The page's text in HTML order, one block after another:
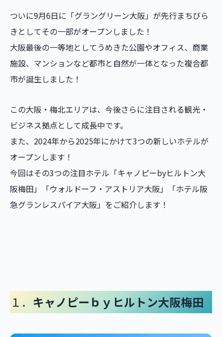
ついに9月6日に「グラングリーン大阪」が先行まちびら
きとしてその一部がオープンしました！
大阪最後の一等地としてうめきた公園やオフィス、商業
施設、マンションなど都市と自然が一体となった複合都
市が誕生しました！
この大阪・梅北エリアは、今後さらに注目される観光・
ビジネス拠点として成長中です。
また、2024年から2025年にかけて3つの新しいホテルが
オープンします！
今回はその3つの注目ホテル「キャノピーbyヒルトン大
阪梅田」「ウォルドーフ・アストリア大阪」「ホテル阪
急グランレスパイア大阪」をご紹介します！
１． キャノピーｂｙヒルトン大阪梅田